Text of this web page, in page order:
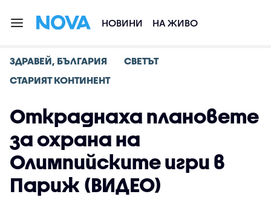
НОВИНИ НА ЖИВО
ЗДРАВЕЙ, БЪЛГАРИЯ
СВЕТЪТ
СТАРИЯТ КОНТИНЕНТ
Откраднаха плановете
за охрана на
Олимпийските игри в
Париж (ВИДЕО)